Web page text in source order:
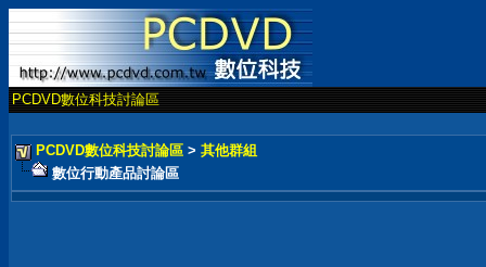
PCDVD數位科技討論區
PCDVD數位科技討論區 > 其他群組
數位行動產品討論區